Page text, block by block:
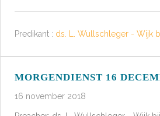
Predikant : ds. L. Wullschleger - Wijk
MORGENDIENST 16
16 november 2018